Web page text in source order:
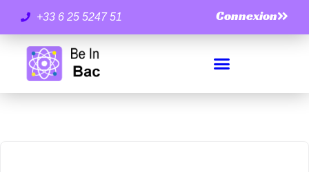
+33 6 25 5247 51 Connexion